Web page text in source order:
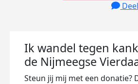
Ik wandel tegen
de Nijmeegse
Steun jij mij met een donatie?